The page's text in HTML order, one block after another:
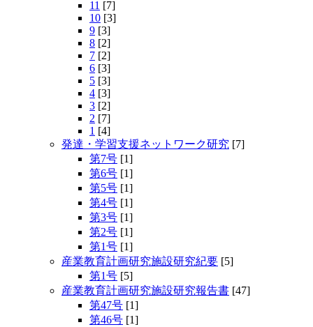
11 [7]
10 [3]
9 [3]
8 [2]
7 [2]
6 [3]
5 [3]
4 [3]
3 [2]
2 [7]
1 [4]
発達・学習支援ネットワーク研究 [7]
第7号 [1]
第6号 [1]
第5号 [1]
第4号 [1]
第3号 [1]
第2号 [1]
第1号 [1]
産業教育計画研究施設研究紀要 [5]
第1号 [5]
産業教育計画研究施設研究報告書 [47]
第47号 [1]
第46号 [1]